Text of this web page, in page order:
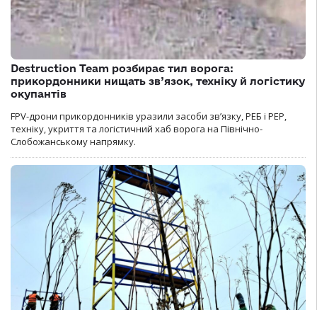
Destruction Team розбирає тил ворога:
прикордонники нищать зв’язок, техніку й логістику
окупантів
FPV-дрони прикордонників уразили засоби зв’язку, РЕБ і РЕР,
техніку, укриття та логістичний хаб ворога на Північно-
Слобожанському напрямку.